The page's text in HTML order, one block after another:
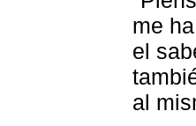
me
el
al